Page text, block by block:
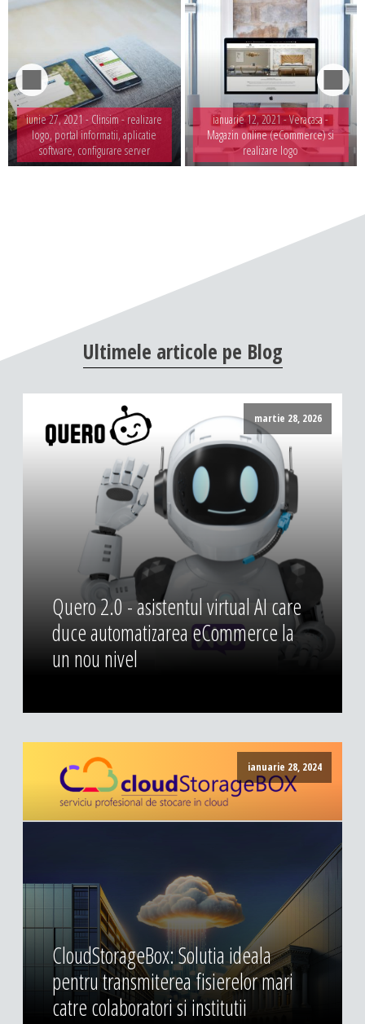
iunie 27, 2021 - Clinsim - realizare
logo, portal informatii, aplicatie
software, configurare server
ianuarie 12, 2021 -Veracasa -
Magazin online (eCommerce) si
realizare logo
Ultimele articole pe Blog
martie 28, 2026
Quero 2.0 - asistentul virtual AI care
duce automatizarea eCommerce la
un nou nivel
ianuarie 28, 2024
CloudStorageBox: Solutia ideala
pentru transmiterea fisierelor mari
catre colaboratori si institutii